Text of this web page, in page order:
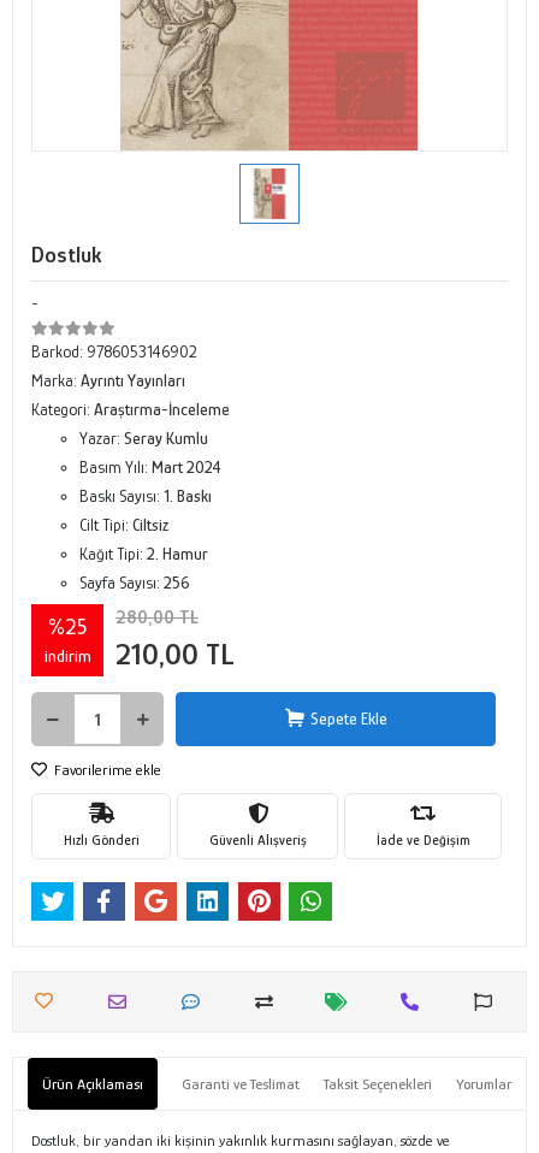
Dostluk
-
Barkod: 9786053146902
Marka: Ayrıntı Yayınları
Kategori: Araştırma-İnceleme
Yazar: Seray Kumlu
Basım Yılı: Mart 2024
Baskı Sayısı: 1. Baskı
Cilt Tipi: Ciltsiz
Kağıt Tipi: 2. Hamur
Sayfa Sayısı: 256
%25
indirim
280,00 TL
210,00 TL
Sepete Ekle
Favorilerime ekle
Hızlı Gönderi Güvenli Alışveriş İade ve Değişim
Ürün Açıklaması Garanti ve Teslimat Taksit Seçenekleri Yorumlar
Dostluk, bir yandan iki kişinin yakınlık kurmasını sağlayan, sözde ve